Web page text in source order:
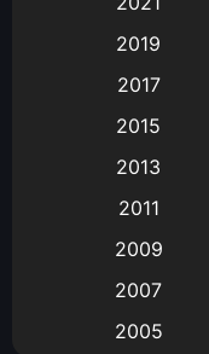
Animation อนิเมะ
Animation แอนิเมชัน
(9)
Big tits (นมใหญ่)
Bitch (ผู้หญิงร่าน)
2019
2017
2015
2013
2011
2009
2007
2005